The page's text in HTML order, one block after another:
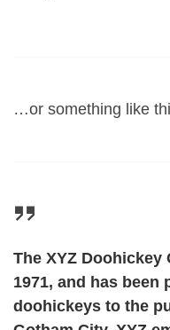
…or something like
The XYZ Doohickey
1971, and has
doohickeys to the